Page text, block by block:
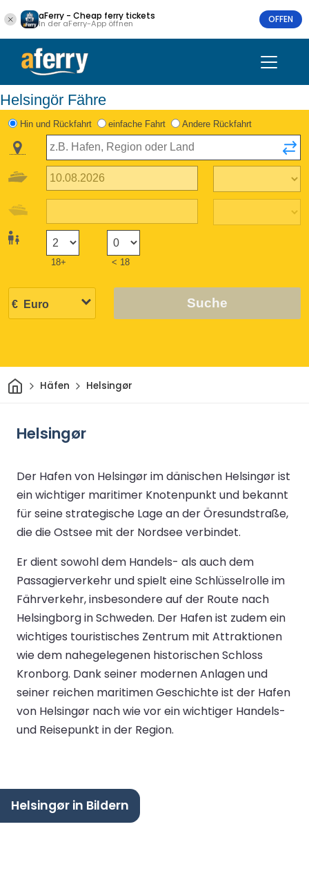
aFerry - Cheap ferry tickets
In der aFerry-App öffnen OFFEN
Helsingör Fähre
Hin und Rückfahrt einfache Fahrt Andere Rückfahrt
18+ < 18
Suche
HeimHäfen Helsingør
Helsingør
Der Hafen von Helsingør im dänischen Helsingør ist
ein wichtiger maritimer Knotenpunkt und bekannt
für seine strategische Lage an der Öresundstraße,
die die Ostsee mit der Nordsee verbindet.
Er dient sowohl dem Handels- als auch dem
Passagierverkehr und spielt eine Schlüsselrolle im
Fährverkehr, insbesondere auf der Route nach
Helsingborg in Schweden. Der Hafen ist zudem ein
wichtiges touristisches Zentrum mit Attraktionen
wie dem nahegelegenen historischen Schloss
Kronborg. Dank seiner modernen Anlagen und
seiner reichen maritimen Geschichte ist der Hafen
von Helsingør nach wie vor ein wichtiger Handels-
und Reisepunkt in der Region.
Helsingør in Bildern